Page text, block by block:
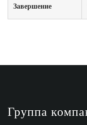
Завершение
Группа